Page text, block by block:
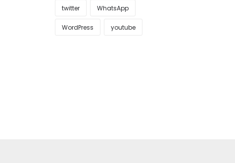
twitter WhatsApp
WordPress youtube